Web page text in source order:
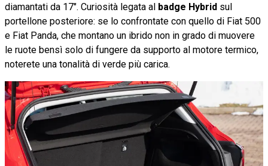
diamantati da 17". Curiosità legata al badge Hybrid sul
portellone posteriore: se lo confrontate con quello di Fiat 500
e Fiat Panda, che montano un ibrido non in grado di muovere
le ruote bensì solo di fungere da supporto al motore termico,
noterete una tonalità di verde più carica.